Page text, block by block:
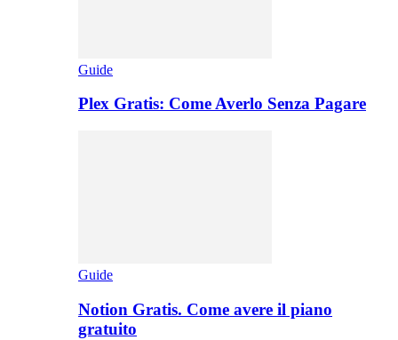
Guide
Plex Gratis: Come Averlo Senza Pagare
Guide
Notion Gratis. Come avere il piano
gratuito